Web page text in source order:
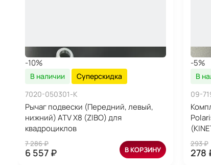
-10%
В наличии
Суперскидка
7020-050301-K
Рычаг подвески (Передний, левый,
нижний) ATV Х8 (ZIBO) для
квадроциклов
7 286 ₽
6 557 ₽ В КОРЗИНУ
-5%
В
09-
293 ₽
278